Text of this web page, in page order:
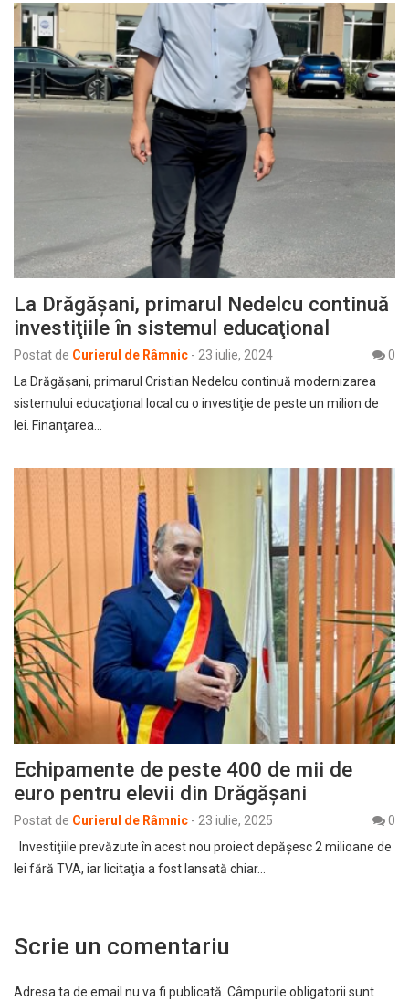
La Drăgăşani, primarul Nedelcu continuă
investiţiile în sistemul educaţional
Postat de Curierul de Râmnic - 23 iulie, 2024
0
La Drăgăşani, primarul Cristian Nedelcu continuă modernizarea
sistemului educaţional local cu o investiţie de peste un milion de
lei. Finanţarea…
Echipamente de peste 400 de mii de
euro pentru elevii din Drăgăşani
Postat de Curierul de Râmnic - 23 iulie, 2025
0
Investiţiile prevăzute în acest nou proiect depăşesc 2 milioane de
lei fără TVA, iar licitaţia a fost lansată chiar…
Scrie un comentariu
Adresa ta de email nu va fi publicată. Câmpurile obligatorii sunt